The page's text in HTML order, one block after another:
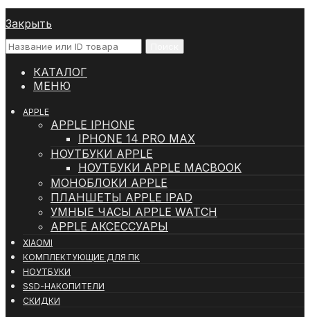
Закрыть
КАТАЛОГ
МЕНЮ
APPLE
APPLE IPHONE
IPHONE 14 PRO MAX
НОУТБУКИ APPLE
НОУТБУКИ APPLE MACBOOK
МОНОБЛОКИ APPLE
ПЛАНШЕТЫ APPLE IPAD
УМНЫЕ ЧАСЫ APPLE WATCH
APPLE АКСЕССУАРЫ
XIAOMI
КОМПЛЕКТУЮЩИЕ ДЛЯ ПК
НОУТБУКИ
SSD-НАКОПИТЕЛИ
СКИДКИ